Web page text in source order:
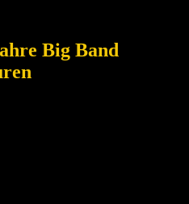
Big Band